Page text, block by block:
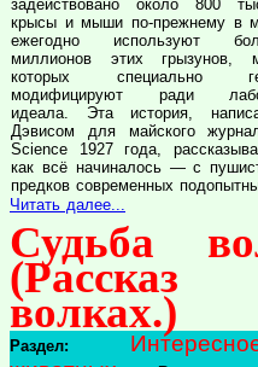
задействовано около 800
крысы и мыши по-прежнему в
ежегодно используют
миллионов этих грызунов,
которых специально
модифицируют ради
идеала. Эта история,
Дэвисом для майского
Science 1927 года,
как всё начиналось — с
предков современных
Читать далее...
Судьба
волках.)
Раздел: